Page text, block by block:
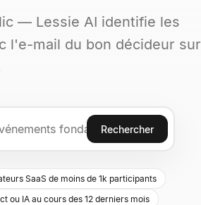
— Lessie AI identifie les
l'e-mail du bon décideur sur
Rechercher
SaaS de moins de 1k participants
ou IA au cours des 12 derniers mois